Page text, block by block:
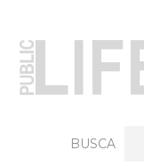
BUSCA